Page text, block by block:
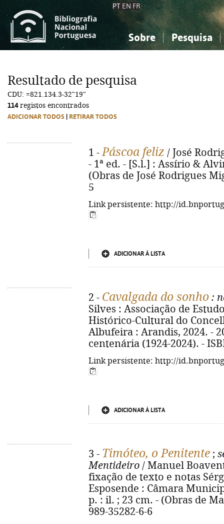
PT EN FR
Sobre Pesquisa
Ciências sociais...
Ciências sociais...
Resultado de pesquisa
CDU: =821.134.3-32"19"
114registos encontrados
ADICIONAR TODOS RETIRAR TODOS
1 -Páscoa feliz / José
- 1ª ed. - [S.l.] : Assírio &
(Obras de José Rodrigues
5
Link persistente: http://
ADICIONAR À LISTA
2 - Cavalgada do sonho :
Silves : Associação de
Histórico-Cultural do
Albufeira : Arandis, 2024. -
centenária (1924-2024). -
Link persistente: http://
ADICIONAR À LISTA
3 - Timóteo, o Penitente ;
Mentideiro / Manuel
fixação de texto e notas
Esposende : Câmara
p. : il. ; 23 cm. - (Obras de
989-35282-6-6